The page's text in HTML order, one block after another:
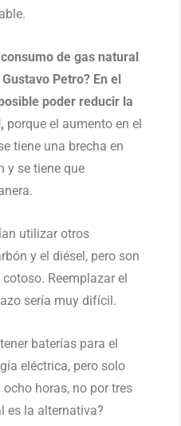
de gas natural
Petro? En el
poder reducir la
porque el aumento en el
tiene una brecha en
y se tiene que
utilizar otros
y el diésel, pero son
Reemplazar el
sería muy difícil.
baterías para el
eléctrica, pero solo
horas, no por tres
es la alternativa?